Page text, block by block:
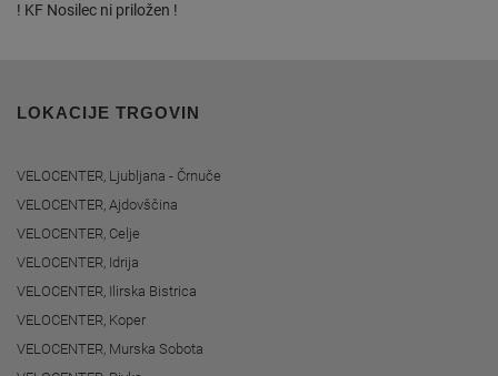
! KF Nosilec ni priložen !
LOKACIJE TRGOVIN
VELOCENTER, Ljubljana - Črnuče
VELOCENTER, Ajdovščina
VELOCENTER, Celje
VELOCENTER, Idrija
VELOCENTER, Ilirska Bistrica
VELOCENTER, Koper
VELOCENTER, Murska Sobota